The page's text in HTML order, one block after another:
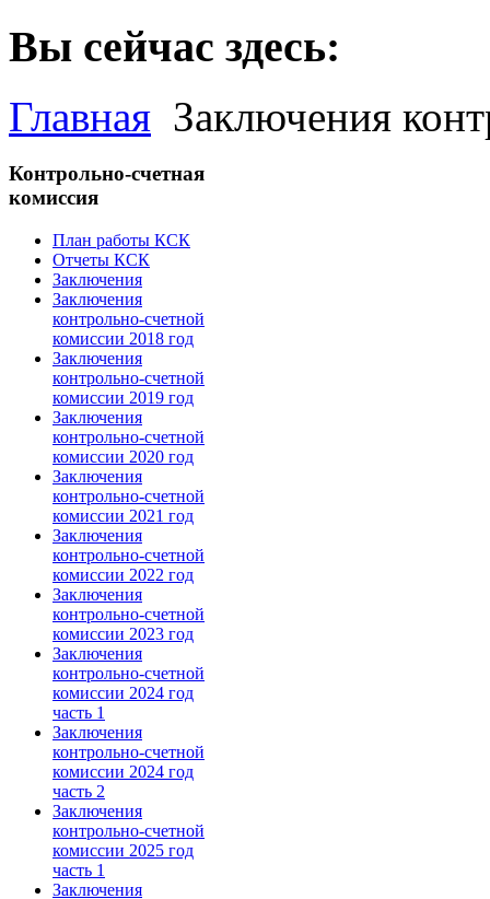
Вы сейчас здесь:
Главная Заключения
Контрольно-счетная
комиссия
План работы КСК
Отчеты КСК
Заключения
Заключения
контрольно-счетной
комиссии 2018 год
Заключения
контрольно-счетной
комиссии 2019 год
Заключения
контрольно-счетной
комиссии 2020 год
Заключения
контрольно-счетной
комиссии 2021 год
Заключения
контрольно-счетной
комиссии 2022 год
Заключения
контрольно-счетной
комиссии 2023 год
Заключения
контрольно-счетной
комиссии 2024 год
часть 1
Заключения
контрольно-счетной
комиссии 2024 год
часть 2
Заключения
контрольно-счетной
комиссии 2025 год
часть 1
Заключения